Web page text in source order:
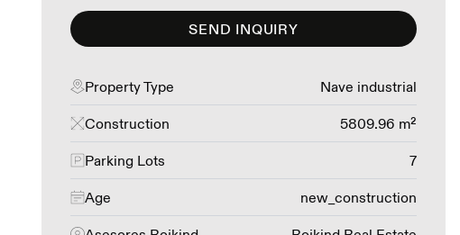
SEND INQUIRY
Property Type Nave industrial
Construction 5809.96 m²
Parking Lots 7
Age new_construction